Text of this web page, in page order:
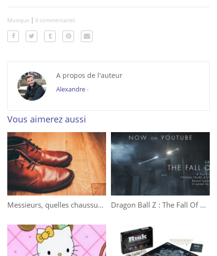
Musique | 0 commentaires
A propos de l'auteur
Alexandre-
Vous aimerez aussi
Messieurs, quelles chaussures porter en hiver ? Dragon Ball Z : The Fall Of Men